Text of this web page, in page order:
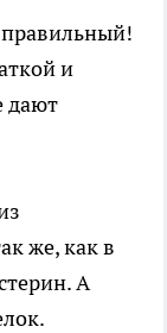
и
дают
же, как в
А